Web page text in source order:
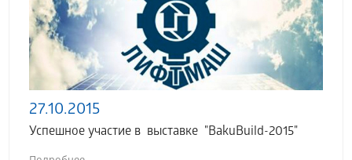
27.10.2015
Успешное участие в выставке "BakuBuild-2015"